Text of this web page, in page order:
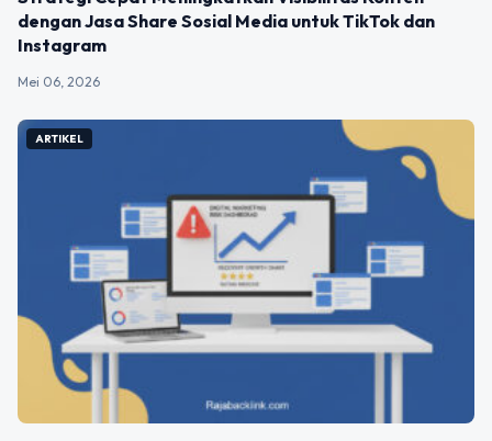
dengan Jasa Share Sosial Media untuk TikTok dan
Instagram
Mei 06, 2026
ARTIKEL